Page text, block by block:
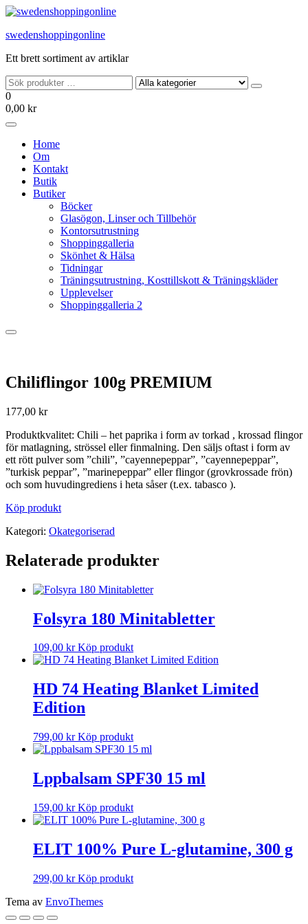
Hoppa
innehållet
swedenshoppingonline
Ett brett sortiment av artiklar
0
0,00 kr
Home
Om
Kontakt
Butik
Butiker
Böcker
Glasögon, Linser och Tillbehör
Kontorsutrustning
Shoppinggalleria
Skönhet & Hälsa
Tidningar
Träningsutrustning, Kosttillskott & Träningskläder
Upplevelser
Shoppinggalleria 2
Chiliflingor 100g PREMIUM
177,00 kr
Produktkvalitet: Chili – het paprika i form av torkad , krossad flingor
för matlagning, strössel eller finmalning. Den säljs oftast i form av
ett rött pulver som ”chili”, ”cayennepeppar”, ”cayennepeppar”,
”turkisk peppar”, ”marinepeppar” eller flingor (grovkrossade frön)
och som huvudingrediens i heta såser (t.ex. tabasco ).
Köp produkt
Kategori: Okategoriserad
Relaterade produkter
Folsyra 180 Minitabletter
109,00 kr Köp produkt
HD 74 Heating Blanket Limited
Edition
799,00 kr Köp produkt
Lppbalsam SPF30 15 ml
159,00 kr Köp produkt
ELIT 100% Pure L-glutamine, 300 g
299,00 kr Köp produkt
Tema av EnvoThemes